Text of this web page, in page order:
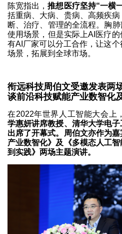
陈宽指出，推想医疗坚持“一横
括重病、大病、贵病、高频疾
断、治疗、管理的全流程。胸
使用场景，但是实际上AI医疗
有AI厂家可以分工合作，让这
场景，拓展到全球市场。
衔远科技周伯文受邀发表两
谈前沿科技赋能产业数智化
在2022年世界人工智能大会上，
学惠妍讲席教授、清华大学电
出席了开幕式。周伯文亦作为
产业数智化》及《多模态人工
到实践》两场主题演讲。